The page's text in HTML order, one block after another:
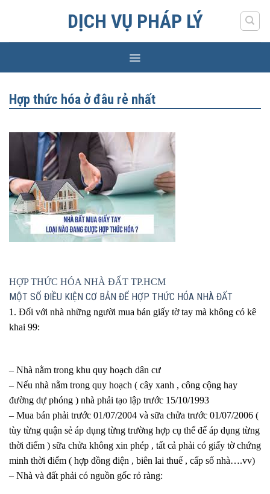
DỊCH VỤ PHÁP LÝ
Hợp thức hóa ở đâu rẻ nhất
HỢP THỨC HÓA NHÀ ĐẤT TP.HCM
MỘT SỐ ĐIỀU KIỆN CƠ BẢN ĐỂ HỢP THỨC HÓA NHÀ ĐẤT
1. Đối với nhà những người mua bán giấy tờ tay mà không có kê
khai 99:
– Nhà nằm trong khu quy hoạch dân cư
– Nếu nhà nằm trong quy hoạch ( cây xanh , công cộng hay
đường dự phóng ) nhà phải tạo lập trước 15/10/1993
– Mua bán phải trước 01/07/2004 và sữa chửa trước 01/07/2006 (
tùy từng quận sẻ áp dụng từng trường hợp cụ thể để áp dụng từng
thời điểm ) sữa chửa không xin phép , tất cả phải có giấy tờ chứng
minh thời điểm ( hợp đồng điện , biên lai thuế , cấp số nhà….vv)
– Nhà và đất phải có nguồn gốc rỏ ràng: